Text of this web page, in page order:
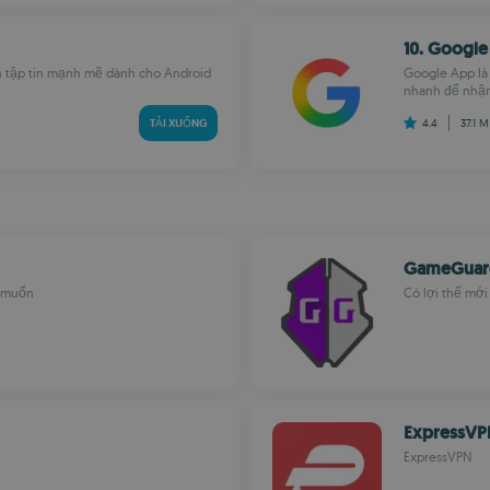
tập tin mạnh mẽ dành cho Android
TẢI XUỐNG
10.
Google App
nhanh để
4.4 37.1
Có lợi thế
ExpressVPN